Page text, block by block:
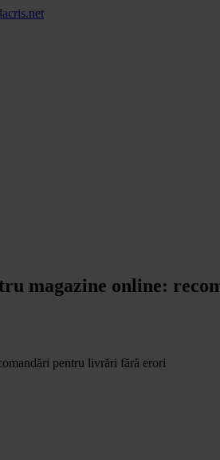
magazine online:
pentru livrări fără erori